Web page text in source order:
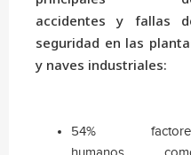
accidentes y fallas
seguridad en las
y naves industriales:
54%
humanos